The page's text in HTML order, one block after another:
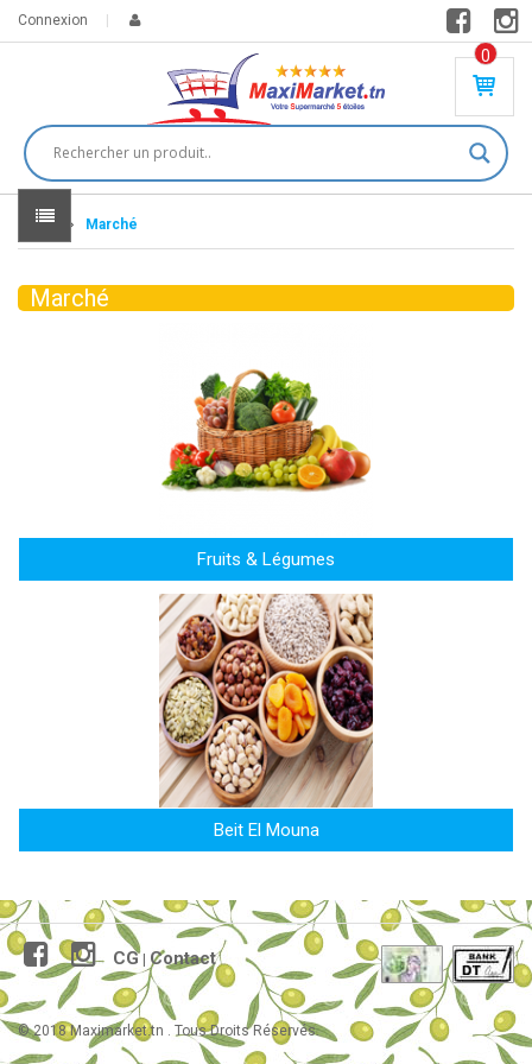
Connexion
0
PR
DU
IT(
S)
0
DT
Home Marché
Marché
Fruits & Légumes
Beit El Mouna
CG| Contact
© 2018 Maximarket.tn . Tous Droits Réservés.